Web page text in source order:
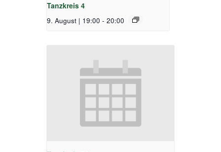
Tanzkreis 4
9. August | 19:00 - 20:00